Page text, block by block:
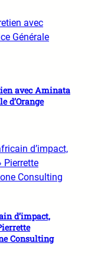
avec Aminata
d’Orange
d’impact,
Consulting